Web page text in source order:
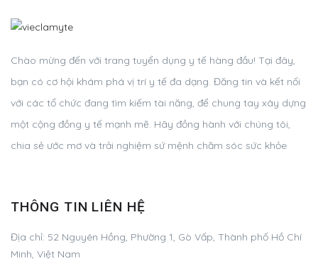
Chào mừng đến với trang tuyển dụng y tế hàng đầu! Tại đây,
bạn có cơ hội khám phá vị trí y tế đa dạng. Đăng tin và kết nối
với các tổ chức đang tìm kiếm tài năng, để chung tay xây dựng
một cộng đồng y tế mạnh mẽ. Hãy đồng hành với chúng tôi,
chia sẻ ước mơ và trải nghiệm sứ mệnh chăm sóc sức khỏe
THÔNG TIN LIÊN HỆ
Địa chỉ: 52 Nguyên Hồng, Phường 1, Gò Vấp, Thành phố Hồ Chí
Minh, Việt Nam